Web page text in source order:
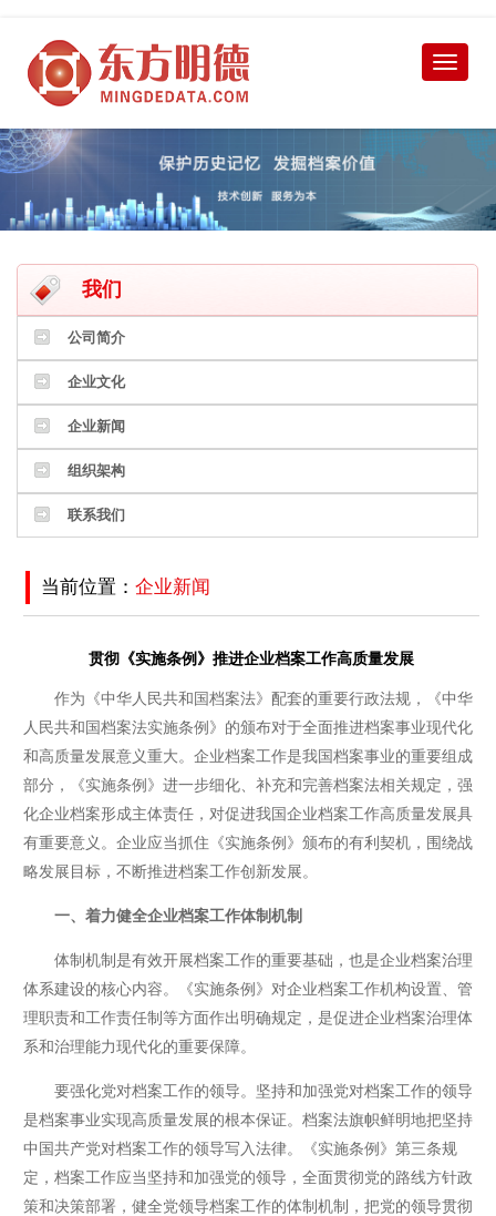
我们
公司简介
企业文化
企业新闻
组织架构
联系我们
当前位置： 企业新闻
贯彻《实施条例》推进企业档案工作高质量发展
作为《中华人民共和国档案法》配套的重要行政法规，《中华
人民共和国档案法实施条例》的颁布对于全面推进档案事业现代化
和高质量发展意义重大。企业档案工作是我国档案事业的重要组成
部分，《实施条例》进一步细化、补充和完善档案法相关规定，强
化企业档案形成主体责任，对促进我国企业档案工作高质量发展具
有重要意义。企业应当抓住《实施条例》颁布的有利契机，围绕战
略发展目标，不断推进档案工作创新发展。
一、着力健全企业档案工作体制机制
体制机制是有效开展档案工作的重要基础，也是企业档案治理
体系建设的核心内容。《实施条例》对企业档案工作机构设置、管
理职责和工作责任制等方面作出明确规定，是促进企业档案治理体
系和治理能力现代化的重要保障。
要强化党对档案工作的领导。坚持和加强党对档案工作的领导
是档案事业实现高质量发展的根本保证。档案法旗帜鲜明地把坚持
中国共产党对档案工作的领导写入法律。《实施条例》第三条规
定，档案工作应当坚持和加强党的领导，全面贯彻党的路线方针政
策和决策部署，健全党领导档案工作的体制机制，把党的领导贯彻